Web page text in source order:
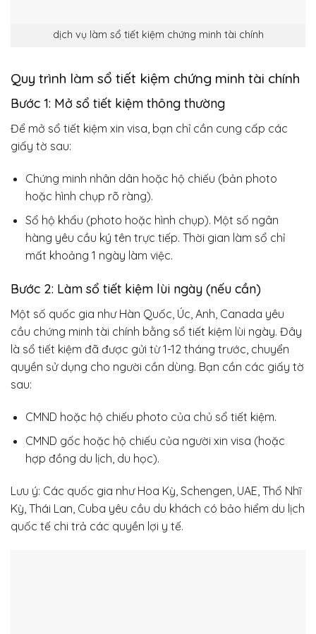
dịch vụ làm sổ tiết kiệm chứng minh tài chính
Quy trình làm sổ tiết kiệm chứng minh tài chính
Bước 1: Mở sổ tiết kiệm thông thường
Để mở sổ tiết kiệm xin visa, bạn chỉ cần cung cấp các
giấy tờ sau:
Chứng minh nhân dân hoặc hộ chiếu (bản photo
hoặc hình chụp rõ ràng).
Sổ hộ khẩu (photo hoặc hình chụp). Một số ngân
hàng yêu cầu ký tên trực tiếp. Thời gian làm sổ chỉ
mất khoảng 1 ngày làm việc.
Bước 2: Làm sổ tiết kiệm lùi ngày (nếu cần)
Một số quốc gia như Hàn Quốc, Úc, Anh, Canada yêu
cầu chứng minh tài chính bằng sổ tiết kiệm lùi ngày. Đây
là sổ tiết kiệm đã được gửi từ 1-12 tháng trước, chuyển
quyền sử dụng cho người cần dùng. Bạn cần các giấy tờ
sau:
CMND hoặc hộ chiếu photo của chủ sổ tiết kiệm.
CMND gốc hoặc hộ chiếu của người xin visa (hoặc
hợp đồng du lịch, du học).
Lưu ý: Các quốc gia như Hoa Kỳ, Schengen, UAE, Thổ Nhĩ
Kỳ, Thái Lan, Cuba yêu cầu du khách có bảo hiểm du lịch
quốc tế chi trả các quyền lợi y tế.